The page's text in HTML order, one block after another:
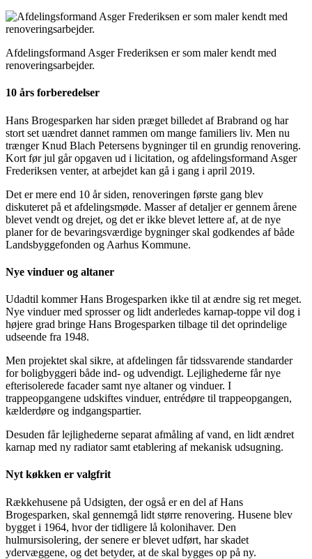
Afdelingsformand Asger Frederiksen er som maler kendt med
renoveringsarbejder.
10 års forberedelser
Hans Brogesparken har siden præget billedet af Brabrand og har
stort set uændret dannet rammen om mange familiers liv. Men nu
trænger Knud Blach Petersens bygninger til en grundig renovering.
Kort før jul går opgaven ud i licitation, og afdelingsformand Asger
Frederiksen venter, at arbejdet kan gå i gang i april 2019.
Det er mere end 10 år siden, renoveringen første gang blev
diskuteret på et afdelingsmøde. Masser af detaljer er gennem årene
blevet vendt og drejet, og det er ikke blevet lettere af, at de nye
planer for de bevaringsværdige bygninger skal godkendes af både
Landsbyggefonden og Aarhus Kommune.
Nye vinduer og altaner
Udadtil kommer Hans Brogesparken ikke til at ændre sig ret meget.
Nye vinduer med sprosser og lidt anderledes karnap-toppe vil dog i
højere grad bringe Hans Brogesparken tilbage til det oprindelige
udseende fra 1948.
Men projektet skal sikre, at afdelingen får tidssvarende standarder
for boligbyggeri både ind- og udvendigt. Lejlighederne får nye
efterisolerede facader samt nye altaner og vinduer. I
trappeopgangene udskiftes vinduer, entrédøre til trappeopgangen,
kælderdøre og indgangspartier.
Desuden får lejlighederne separat afmåling af vand, en lidt ændret
karnap med ny radiator samt etablering af mekanisk udsugning.
Nyt køkken er valgfrit
Rækkehusene på Udsigten, der også er en del af Hans
Brogesparken, skal gennemgå lidt større renovering. Husene blev
bygget i 1964, hvor der tidligere lå kolonihaver. Den
hulmursisolering, der senere er blevet udført, har skadet
ydervæggene, og det betyder, at de skal bygges op på ny.